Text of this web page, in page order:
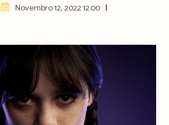
ArtigoNovembro 12, 2022 12:00